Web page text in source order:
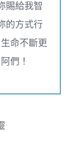
賜給我智
的方式行
命不斷更
們！